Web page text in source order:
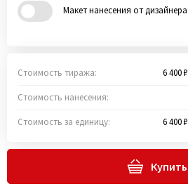
Макет нанесения от дизайнера
Стоимость тиража: 6 400 ₽
Стоимость нанесения:
Стоимость за единицу: 6 400 ₽
Купить